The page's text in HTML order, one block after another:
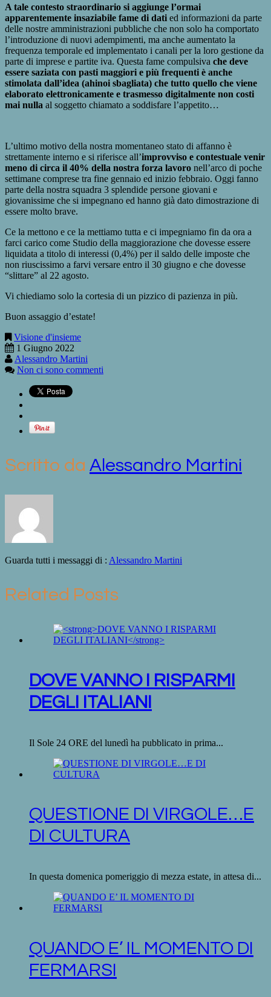
A tale contesto straordinario si aggiunge l’ormai
apparentemente insaziabile fame di dati ed informazioni da parte
delle nostre amministrazioni pubbliche che non solo ha comportato
l’introduzione di nuovi adempimenti, ma anche aumentato la
frequenza temporale ed implementato i canali per la loro gestione da
parte di imprese e partite iva. Questa fame compulsiva che deve
essere saziata con pasti maggiori e più frequenti è anche
stimolata dall’idea (ahinoi sbagliata) che tutto quello che viene
elaborato elettronicamente e trasmesso digitalmente non costi
mai nulla al soggetto chiamato a soddisfare l’appetito…
L’ultimo motivo della nostra momentaneo stato di affanno è
strettamente interno e si riferisce all’improvviso e contestuale venir
meno di circa il 40% della nostra forza lavoro nell’arco di poche
settimane comprese tra fine gennaio ed inizio febbraio. Oggi fanno
parte della nostra squadra 3 splendide persone giovani e
giovanissime che si impegnano ed hanno già dato dimostrazione di
essere molto brave.
Ce la mettono e ce la mettiamo tutta e ci impegniamo fin da ora a
farci carico come Studio della maggiorazione che dovesse essere
liquidata a titolo di interessi (0,4%) per il saldo delle imposte che
non riuscissimo a farvi versare entro il 30 giugno e che dovesse
“slittare” al 22 agosto.
Vi chiediamo solo la cortesia di un pizzico di pazienza in più.
Buon assaggio d’estate!
Visione d'insieme
1 Giugno 2022
Alessandro Martini
Non ci sono commenti
Scritto da Alessandro Martini
Guarda tutti i messaggi di : Alessandro Martini
Related Posts
DOVE VANNO I RISPARMI
DEGLI ITALIANI
Il Sole 24 ORE del lunedì ha pubblicato in prima...
QUESTIONE DI VIRGOLE…E
DI CULTURA
In questa domenica pomeriggio di mezza estate, in attesa di...
QUANDO E’ IL MOMENTO DI
FERMARSI